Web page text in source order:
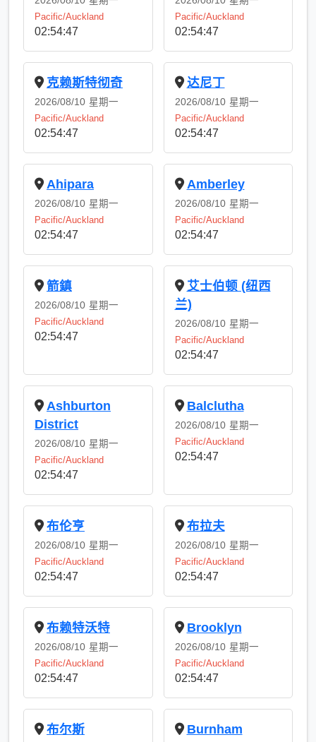
Pacific/Auckland
02:54:48
Pacific/Auckland
02:54:48
克赖斯特彻奇
2026/08/10 星期一
Pacific/Auckland
02:54:48
达尼丁
2026/08/10 星期一
Pacific/Auckland
02:54:48
Ahipara
2026/08/10 星期一
Pacific/Auckland
02:54:48
Amberley
2026/08/10 星期一
Pacific/Auckland
02:54:48
箭鎮
2026/08/10 星期一
Pacific/Auckland
02:54:48
艾士伯顿 (纽西
兰)
2026/08/10 星期一
Pacific/Auckland
02:54:48
Ashburton
District
2026/08/10 星期一
Pacific/Auckland
02:54:48
Balclutha
2026/08/10 星期一
Pacific/Auckland
02:54:48
布伦亨
2026/08/10 星期一
Pacific/Auckland
02:54:48
布拉夫
2026/08/10 星期一
Pacific/Auckland
02:54:48
布赖特沃特
2026/08/10 星期一
Pacific/Auckland
02:54:48
Brooklyn
2026/08/10 星期一
Pacific/Auckland
02:54:48
布尔斯 Burnham